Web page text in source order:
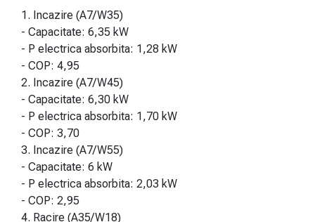
1. Incazire (A7/W35)
- Capacitate: 6,35 kW
- P electrica absorbita: 1,28 kW
- COP: 4,95
2. Incazire (A7/W45)
- Capacitate: 6,30 kW
- P electrica absorbita: 1,70 kW
- COP: 3,70
3. Incazire (A7/W55)
- Capacitate: 6 kW
- P electrica absorbita: 2,03 kW
- COP: 2,95
4. Racire (A35/W18)